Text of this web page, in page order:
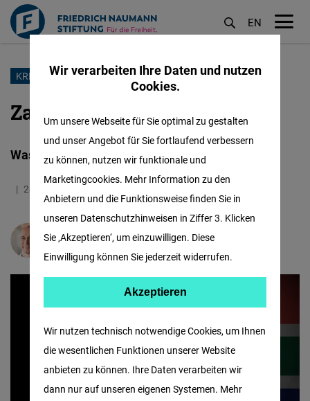
Direkt
Inhalt
EN
KRIEG IM NAHEN OSTEN
Zapfsäule, Dünger, Dilemma
Was die Hormus-Sperre für Südafrika bedeutet
24.04.2026
Miklos Romandy
Wir verarbeiten Ihre Daten und nutzen
Cookies.
Wir nutzen technisch notwendige Cookies, um Ihnen
die wesentlichen Funktionen unserer Website
anbieten zu können. Ihre Daten verarbeiten wir
dann nur auf unseren eigenen Systemen. Mehr
Um unsere Webseite für Sie optimal zu gestalten
und unser Angebot für Sie fortlaufend verbessern
zu können, nutzen wir funktionale und
Marketingcookies. Mehr Information zu den
Anbietern und die Funktionsweise finden Sie in
unseren Datenschutzhinweisen in Ziffer 3. Klicken
Sie ‚Akzeptieren‘, um einzuwilligen. Diese
Einwilligung können Sie jederzeit widerrufen.
Facebook
Embed
Akzeptieren